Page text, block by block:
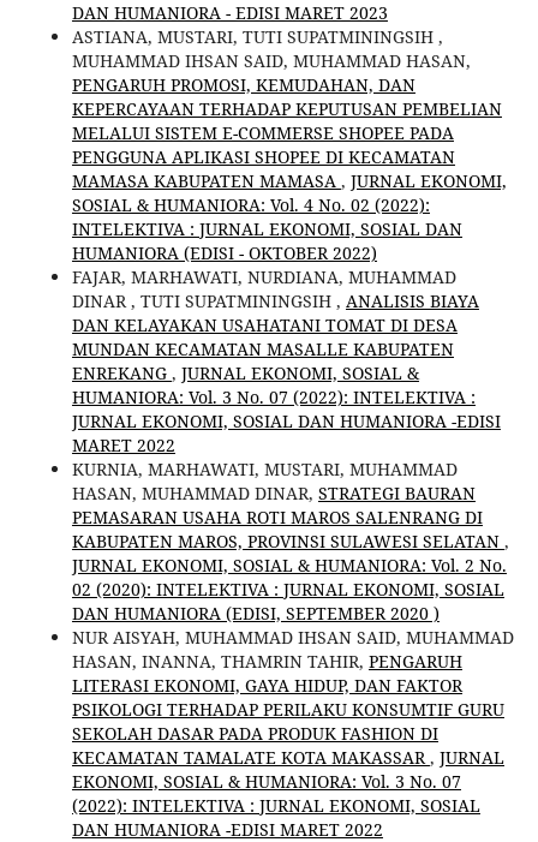
DAN HUMANIORA - EDISI MARET 2023
ASTIANA, MUSTARI, TUTI SUPATMININGSIH ,
MUHAMMAD IHSAN SAID, MUHAMMAD HASAN,
PENGARUH PROMOSI, KEMUDAHAN, DAN
KEPERCAYAAN TERHADAP KEPUTUSAN PEMBELIAN
MELALUI SISTEM E-COMMERSE SHOPEE PADA
PENGGUNA APLIKASI SHOPEE DI KECAMATAN
MAMASA KABUPATEN MAMASA , JURNAL EKONOMI,
SOSIAL & HUMANIORA: Vol. 4 No. 02 (2022):
INTELEKTIVA : JURNAL EKONOMI, SOSIAL DAN
HUMANIORA (EDISI - OKTOBER 2022)
FAJAR, MARHAWATI, NURDIANA, MUHAMMAD
DINAR , TUTI SUPATMININGSIH , ANALISIS BIAYA
DAN KELAYAKAN USAHATANI TOMAT DI DESA
MUNDAN KECAMATAN MASALLE KABUPATEN
ENREKANG , JURNAL EKONOMI, SOSIAL &
HUMANIORA: Vol. 3 No. 07 (2022): INTELEKTIVA :
JURNAL EKONOMI, SOSIAL DAN HUMANIORA -EDISI
MARET 2022
KURNIA, MARHAWATI, MUSTARI, MUHAMMAD
HASAN, MUHAMMAD DINAR, STRATEGI BAURAN
PEMASARAN USAHA ROTI MAROS SALENRANG DI
KABUPATEN MAROS, PROVINSI SULAWESI SELATAN ,
JURNAL EKONOMI, SOSIAL & HUMANIORA: Vol. 2 No.
02 (2020): INTELEKTIVA : JURNAL EKONOMI, SOSIAL
DAN HUMANIORA (EDISI, SEPTEMBER 2020 )
NUR AISYAH, MUHAMMAD IHSAN SAID, MUHAMMAD
HASAN, INANNA, THAMRIN TAHIR, PENGARUH
LITERASI EKONOMI, GAYA HIDUP, DAN FAKTOR
PSIKOLOGI TERHADAP PERILAKU KONSUMTIF GURU
SEKOLAH DASAR PADA PRODUK FASHION DI
KECAMATAN TAMALATE KOTA MAKASSAR , JURNAL
EKONOMI, SOSIAL & HUMANIORA: Vol. 3 No. 07
(2022): INTELEKTIVA : JURNAL EKONOMI, SOSIAL
DAN HUMANIORA -EDISI MARET 2022